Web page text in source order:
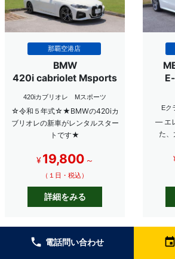
那覇空港店
BMW
420i cabriolet Msports
420iカブリオレ Mスポーツ
☆令和５年式☆★BMWの420iカ
ブリオレの新車がレンタルスター
トです★
¥ 19,800 ～
（１日・税込）
詳細をみる
Eク
― エ
た
local_phone 電話問い合わせ event